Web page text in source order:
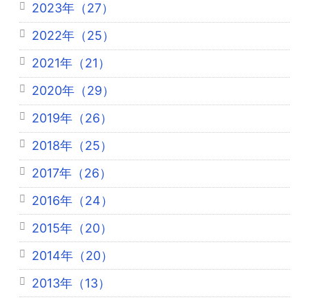
2023年（27）
2022年（25）
2021年（21）
2020年（29）
2019年（26）
2018年（25）
2017年（26）
2016年（24）
2015年（20）
2014年（20）
2013年（13）